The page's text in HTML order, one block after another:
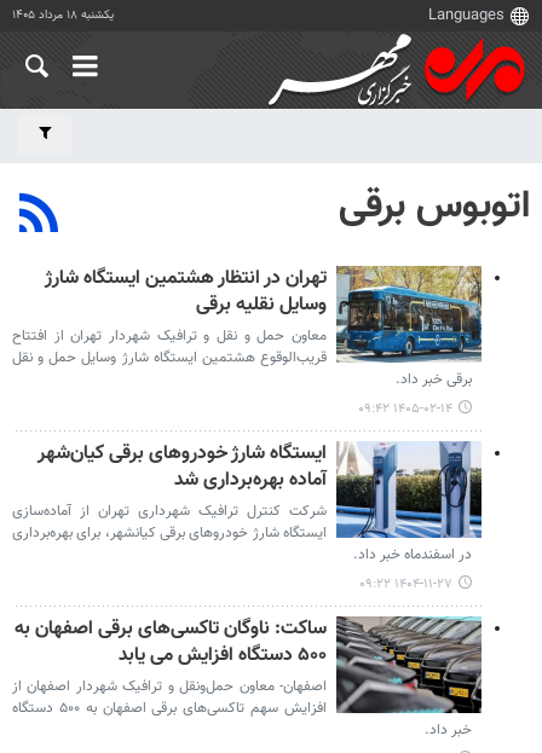
یکشنبه ۱۸ مرداد ۱۴۰۵
اتوبوس برقی
تهران در انتظار هشتمین ایستگاه شارژ
وسایل نقلیه برقی
معاون حمل و نقل و ترافیک شهردار تهران از افتتاح
قریب‌الوقوع هشتمین ایستگاه شارژ وسایل حمل و نقل
برقی خبر داد.
۱۴۰۵-۰۲-۱۴ ۰۹:۴۲
ایستگاه شارژ خودروهای برقی کیان‌شهر
آماده بهره‌برداری شد
شرکت کنترل ترافیک شهرداری تهران از آماده‌سازی
ایستگاه شارژ خودروهای برقی کیانشهر، برای بهره‌برداری
در اسفندماه خبر داد.
۱۴۰۴-۱۱-۲۷ ۰۹:۲۲
ساکت: ناوگان تاکسی‌های برقی اصفهان به
۵۰۰ دستگاه افزایش می یابد
اصفهان- معاون حمل‌ونقل و ترافیک شهردار اصفهان از
افزایش سهم تاکسی‌های برقی اصفهان به ۵۰۰ دستگاه
خبر داد.